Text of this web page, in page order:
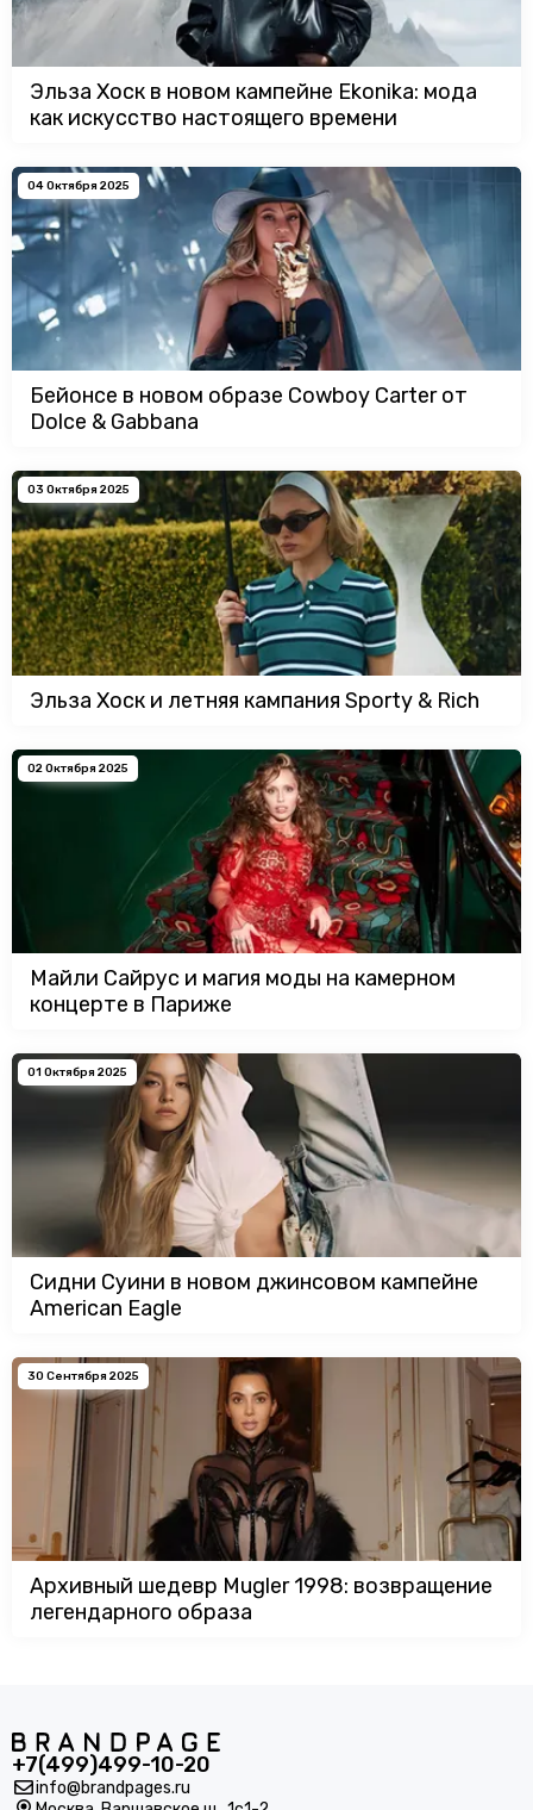
Эльза Хоск в новом кампейне Ekonika: мода
как искусство настоящего времени
04 Октября 2025
Бейонсе в новом образе Cowboy Carter от
Dolce & Gabbana
03 Октября 2025
Эльза Хоск и летняя кампания Sporty & Rich
02 Октября 2025
Майли Сайрус и магия моды на камерном
концерте в Париже
01 Октября 2025
Сидни Суини в новом джинсовом кампейне
American Eagle
30 Сентября 2025
Архивный шедевр Mugler 1998: возвращение
легендарного образа
+7(499)499-10-20
info@brandpages.ru